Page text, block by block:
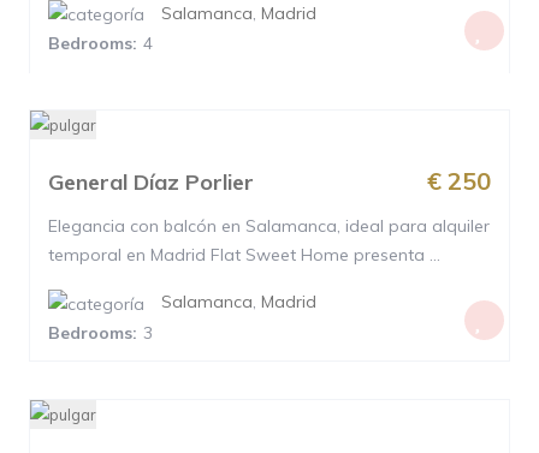
Salamanca, Madrid
Bedrooms: 4
€ 250
General Díaz Porlier
Elegancia con balcón en Salamanca, ideal para alquiler
temporal en Madrid Flat Sweet Home presenta ...
Salamanca, Madrid
Bedrooms: 3